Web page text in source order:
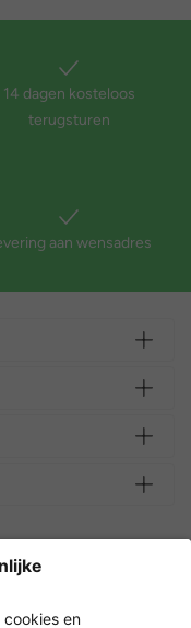
14 dagen kosteloos
terugsturen
aan wensadres